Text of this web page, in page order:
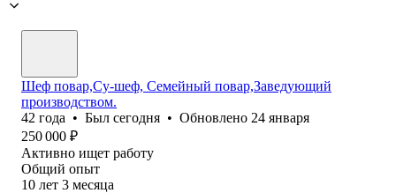
Шеф повар,Су-шеф, Семейный повар,Заведующий
производством.
42 года • Был сегодня • Обновлено 24 января
250 000 ₽
Активно ищет работу
Общий опыт
10 лет 3 месяца